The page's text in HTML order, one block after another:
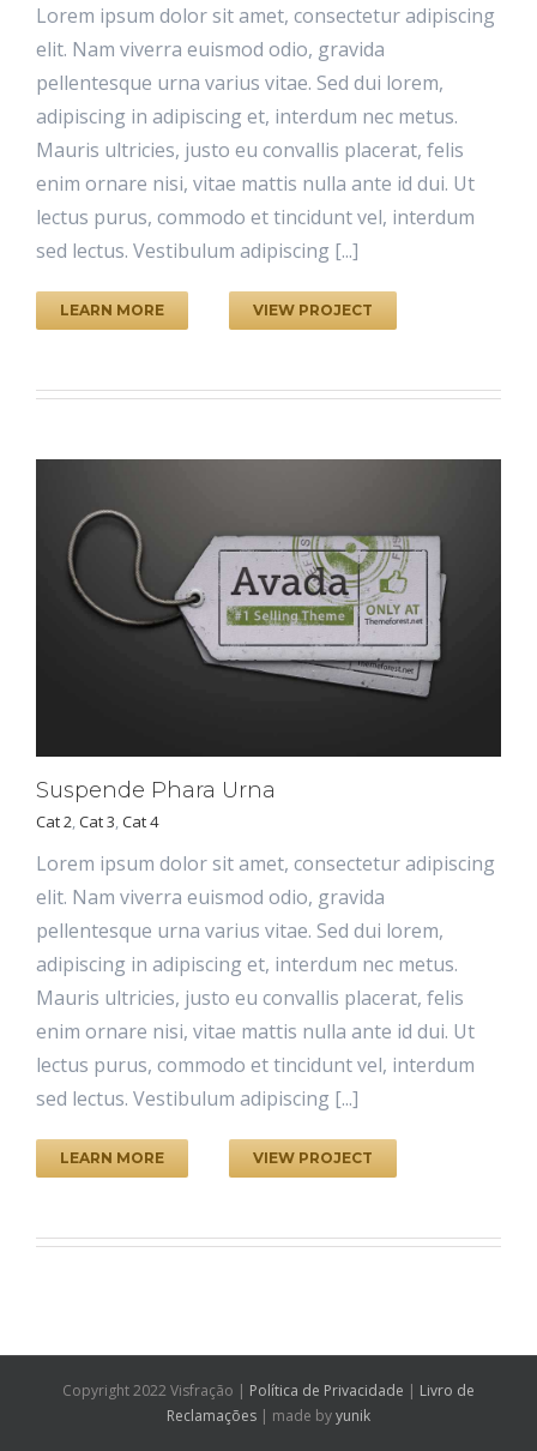
Lorem ipsum dolor sit amet, consectetur adipiscing
elit. Nam viverra euismod odio, gravida
pellentesque urna varius vitae. Sed dui lorem,
adipiscing in adipiscing et, interdum nec metus.
Mauris ultricies, justo eu convallis placerat, felis
enim ornare nisi, vitae mattis nulla ante id dui. Ut
lectus purus, commodo et tincidunt vel, interdum
sed lectus. Vestibulum adipiscing [...]
LEARN MORE VIEW PROJECT
Suspende Phara Urna
Cat 2,Cat 3,Cat 4
Lorem ipsum dolor sit amet, consectetur adipiscing
elit. Nam viverra euismod odio, gravida
pellentesque urna varius vitae. Sed dui lorem,
adipiscing in adipiscing et, interdum nec metus.
Mauris ultricies, justo eu convallis placerat, felis
enim ornare nisi, vitae mattis nulla ante id dui. Ut
lectus purus, commodo et tincidunt vel, interdum
sed lectus. Vestibulum adipiscing [...]
LEARN MORE VIEW PROJECT
Copyright 2022 Visfração | Política de Privacidade | Livro de
Reclamações | made byyunik